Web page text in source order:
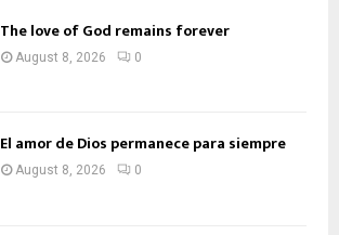
The love of God remains forever
August 8, 2026 0
El amor de Dios permanece para siempre
August 8, 2026 0